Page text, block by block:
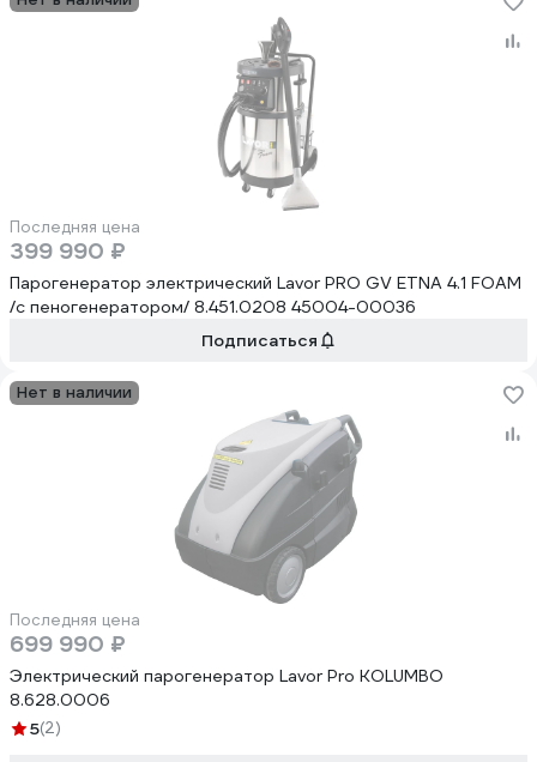
Последняя цена
399 990 ₽
Парогенератор электрический Lavor PRO GV ETNA 4.1 FOAM
/с пеногенератором/ 8.451.0208 45004-00036
Подписаться
Нет в наличии
Последняя цена
699 990 ₽
Электрический парогенератор Lavor Pro KOLUMBO
8.628.0006
5(2)